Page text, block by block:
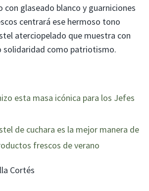
con glaseado blanco y guarniciones
centrará ese hermoso tono
aterciopelado que muestra con
solidaridad como patriotismo.
esta masa icónica para los Jefes
de cuchara es la mejor manera de
frescos de verano
Cortés